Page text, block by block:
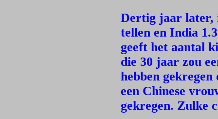
Dertig jaar later,
tellen en India
geeft het aantal
die 30 jaar zou
hebben
een Chinese
gekregen. Zulke